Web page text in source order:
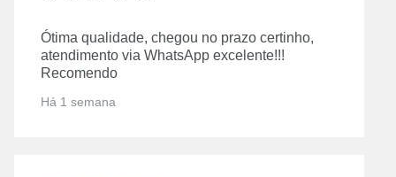
Ótima qualidade, chegou no prazo certinho,
atendimento via WhatsApp excelente!!!
Recomendo
Há 1 semana